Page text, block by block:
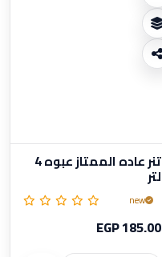
تنر عاده الممتاز عبوه 4
لتر
new
EGP 185.00